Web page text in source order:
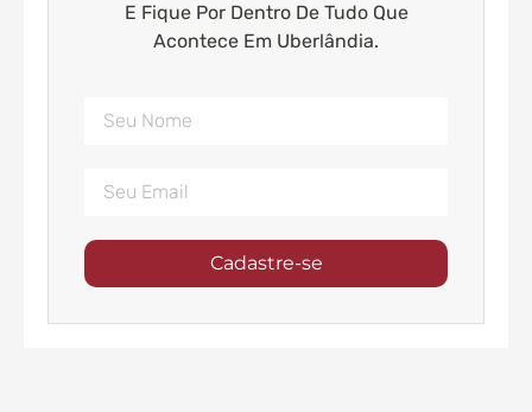
E Fique Por Dentro De Tudo Que
Acontece Em Uberlândia.
Cadastre-se